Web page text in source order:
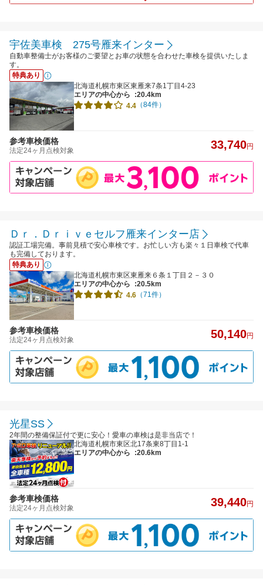
宇佐美車検 275号雁来インター
自動車整備士がお客様のご要望とお車の状態を合わせた車検を提供いたしま
す。
特典あり
北海道札幌市東区東雁来7条1丁目4-23
エリアの中心から
:20.4km
4.4 （84件）
参考車検価格
法定24ヶ月点検対象 33,740円
Ｄｒ．Ｄｒｉｖｅセルフ雁来インター店
認証工場完備。事前見積で安心車検です。お忙しい方も楽々１日車検で代車
も完備しております。
特典あり
北海道札幌市東区東雁来６条１丁目２－３０
エリアの中心から
:20.5km
4.6 （71件）
参考車検価格
法定24ヶ月点検対象 50,140円
光星SS
2年間の整備保証付で更に安心！愛車の車検は是非当店で！
北海道札幌市東区北17条東8丁目1-1
エリアの中心から
:20.6km
参考車検価格
法定24ヶ月点検対象 39,440円